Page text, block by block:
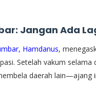
Jangan Ada
Hamdanus,
Setelah vakum
daerah lain—ajang